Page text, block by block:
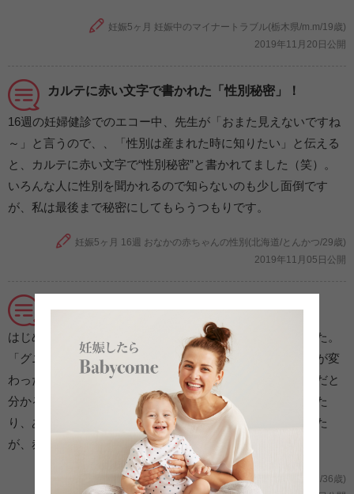
妊娠5ヶ月 妊娠中のマイナートラブル(栃木県/m.m/19歳)
2019年11月20日公開
カルテに赤い文字で書かれた「性別秘密」！
16週の妊婦健診でのエコー中、先生が「おまた見えないですね
～」と言うので、、「性別は産まれた時に知りたい」と伝える
と、カルテに赤い文字で“性別秘密”と書かれてました（笑）。
いろんな人に性別を聞かれるので知らないのも少し面倒です
が、私は最後まで秘密にしてもらうつもりです。
妊娠5ヶ月 16週 おなかの赤ちゃんの性別(北海道/とんかつ/29歳)
2019年11月05日公開
はじめは胎動と分からず、内臓が動いていると思ってました。
「グニョン、グニョン」としたり、時々グルッと何か動きが変
わったり、ゴニョゴニョしたりしたので、これが胎動なんだと
分かるようになりました。それからは少しづつ激しくなった
り、あまり動かなくなったりと日によって動きは違いました
が、赤ちゃんがおなかにいると言う事を実感できました。
妊娠5ヶ月 胎動(埼玉県/ニャンシー/36歳)